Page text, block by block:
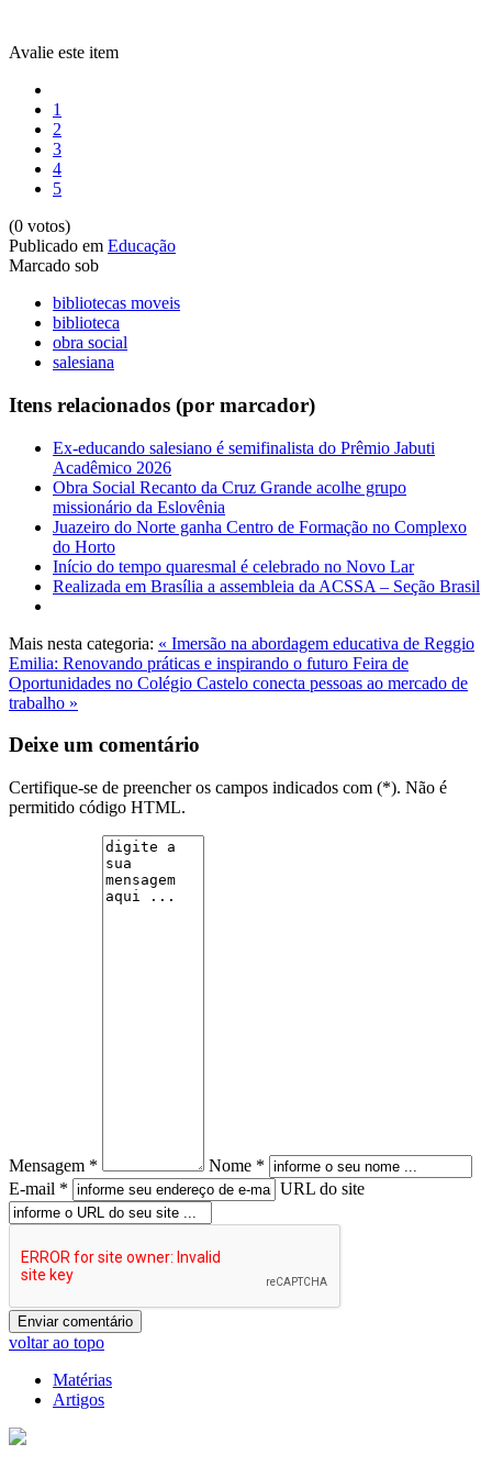
Avalie este item
1
2
3
4
5
(0 votos)
Publicado em Educação
Marcado sob
bibliotecas moveis
biblioteca
obra social
salesiana
Itens relacionados (por marcador)
Ex-educando salesiano é semifinalista do Prêmio Jabuti
Acadêmico 2026
Obra Social Recanto da Cruz Grande acolhe grupo
missionário da Eslovênia
Juazeiro do Norte ganha Centro de Formação no Complexo
do Horto
Início do tempo quaresmal é celebrado no Novo Lar
Realizada em Brasília a assembleia da ACSSA – Seção Brasil
Mais nesta categoria: « Imersão na abordagem educativa de Reggio
Emilia: Renovando práticas e inspirando o futuro Feira de
Oportunidades no Colégio Castelo conecta pessoas ao mercado de
trabalho »
Deixe um comentário
Certifique-se de preencher os campos indicados com (*). Não é
permitido código HTML.
Mensagem *
Nome *
E-mail *
URL do site
voltar ao topo
Matérias
Artigos